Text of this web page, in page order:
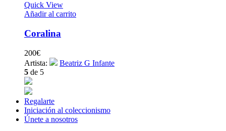
Quick View
Añadir al carrito
Coralina
200€
Artista:
Beatriz G Infante
5 de 5
Regalarte
Iniciación al coleccionismo
Únete a nosotros